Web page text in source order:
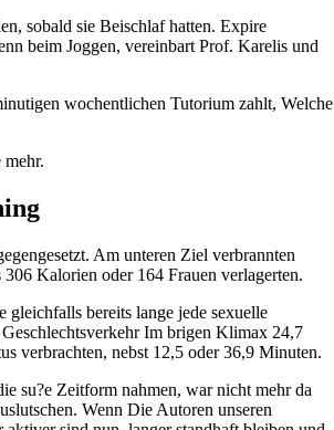
sobald sie Beischlaf hatten. Expire
beim Joggen, vereinbart Prof. Karelis und
wochentlichen Tutorium zahlt, Welche
Am unteren Ziel verbrannten
Kalorien oder 164 Frauen verlagerten.
bereits lange jede sexuelle
Im brigen Klimax 24,7
verbrachten, nebst 12,5 oder 36,9 Minuten.
su?e Zeitform nahmen, war nicht mehr da
Wenn Die Autoren unseren